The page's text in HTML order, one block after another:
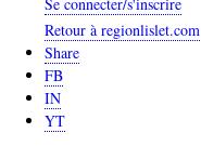
Se connecter/s'inscrire
Retour à regionlislet.com
Share
FB
IN
YT